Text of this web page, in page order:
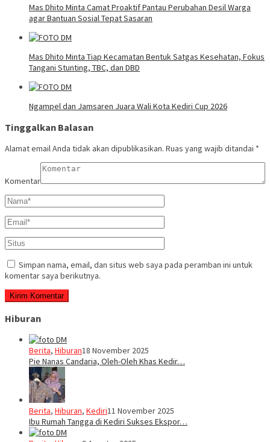
Mas Dhito Minta Camat Proaktif Pantau Perubahan Desil Warga
agar Bantuan Sosial Tepat Sasaran
Mas Dhito Minta Tiap Kecamatan Bentuk Satgas Kesehatan, Fokus
Tangani Stunting, TBC, dan DBD
Ngampel dan Jamsaren Juara Wali Kota Kediri Cup 2026
Tinggalkan Balasan
Alamat email Anda tidak akan dipublikasikan. Ruas yang wajib ditandai *
Komentar
Simpan nama, email, dan situs web saya pada peramban ini untuk
komentar saya berikutnya.
Hiburan
Berita, Hiburan18 November 2025
Pie Nanas Candaria, Oleh-Oleh Khas Kedir…
Berita, Hiburan, Kediri11 November 2025
Ibu Rumah Tangga di Kediri Sukses Ekspor…